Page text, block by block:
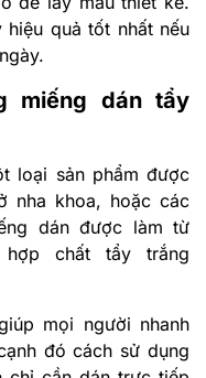
hiệu quả tốt nhất nếu
miếng dán tẩy
loại sản phẩm được
nha khoa, hoặc các
dán được làm từ
chất tẩy trắng
mọi người nhanh
đó cách sử dụng